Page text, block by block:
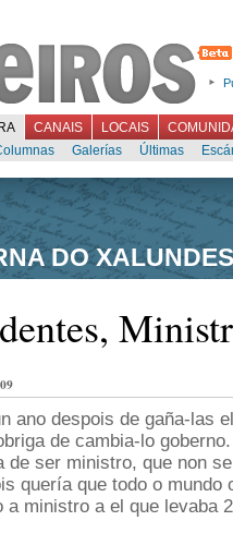
CANAIS LOCAIS
Galerías Últimas
DO XALUNDES
ano despois de gaña-las
de cambia-lo
de ser ministro, que non
quería que todo o
a ministro a el que levaba